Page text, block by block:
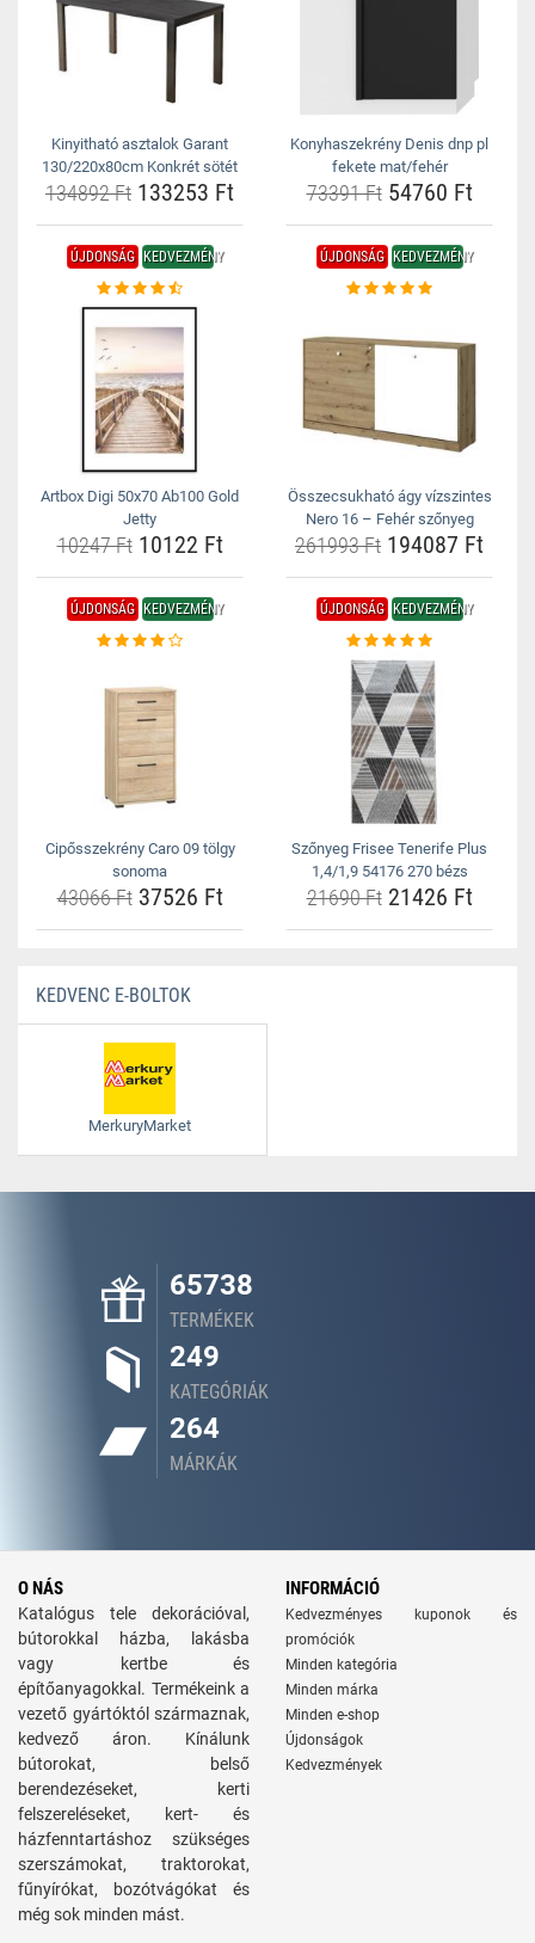
Kinyitható asztalok Garant
130/220x80cm Konkrét sötét
134892 Ft 133253 Ft
Konyhaszekrény Denis dnp pl
fekete mat/fehér
73391 Ft54760 Ft
ÚJDONSÁG KEDVEZMÉNY
Artbox Digi 50x70 Ab100 Gold
Jetty
10247 Ft10122 Ft
ÚJDONSÁG KEDVEZMÉNY
Összecsukható ágy vízszintes
Nero 16 – Fehér szőnyeg
261993 Ft 194087 Ft
ÚJDONSÁG KEDVEZMÉNY
Cipősszekrény Caro 09 tölgy
sonoma
43066 Ft37526 Ft
ÚJDONSÁG KEDVEZMÉNY
Szőnyeg Frisee Tenerife Plus
1,4/1,9 54176 270 bézs
21690 Ft21426 Ft
KEDVENC E-BOLTOK
MerkuryMarket
65738
TERMÉKEK
249
KATEGÓRIÁK
264
MÁRKÁK
O NÁS
Katalógus tele dekorációval,
bútorokkal házba, lakásba
vagy kertbe és
építőanyagokkal. Termékeink a
vezető gyártóktól származnak,
kedvező áron. Kínálunk
bútorokat, belső
berendezéseket, kerti
felszereléseket, kert- és
házfenntartáshoz szükséges
szerszámokat, traktorokat,
fűnyírókat, bozótvágókat és
még sok minden mást.
INFORMÁCIÓ
Kedvezményes kuponok és
promóciók
Minden kategória
Minden márka
Minden e-shop
Újdonságok
Kedvezmények